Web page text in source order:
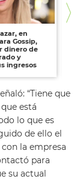
en
Gossip,
dinero de
y
ingresos
“Tiene que
está
lo que es
de ello el
con la empresa
para
su actual